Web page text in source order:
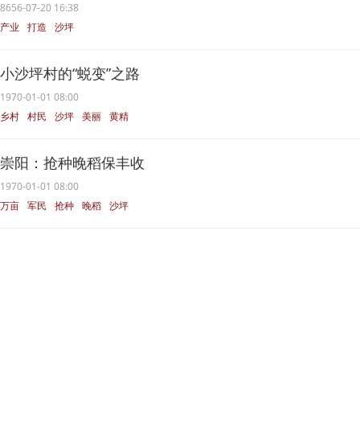
8656-07-20 16:38
产业
打造 沙坪
小沙坪村的“蜕变”之路
1970-01-01 08:00
乡村 村民 沙坪 美丽 黄精
崇阳：抢种晚稻保丰收
1970-01-01 08:00
万亩 军民 抢种 晚稻 沙坪